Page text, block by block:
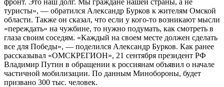
туристы», — обратился Александр Бурков к жителям Омской
области. Также он сказал, что если у кого-то возникают мысли
«переждать» на чужбине, то нужно подумать, как смотреть в
глаза своим соседям. «Каждый на своем месте должен сделать
все для Победы», — поделился Александр Бурков. Как ранее
рассказывал «ОМСКРЕГИОН», 21 сентября президент РФ
Владимир Путин в обращении к россиянам объявил о начале
частичной мобилизации. По данным Минобороны, будет
призвано 300 тыс. человек.